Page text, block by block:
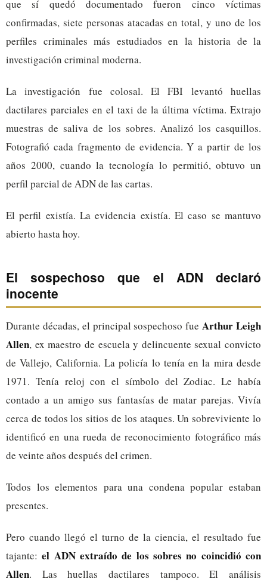
que sí quedó documentado fueron cinco víctimas
confirmadas, siete personas atacadas en total, y uno de los
perfiles criminales más estudiados en la historia de la
investigación criminal moderna.
La investigación fue colosal. El FBI levantó huellas
dactilares parciales en el taxi de la última víctima. Extrajo
muestras de saliva de los sobres. Analizó los casquillos.
Fotografió cada fragmento de evidencia. Y a partir de los
años 2000, cuando la tecnología lo permitió, obtuvo un
perfil parcial de ADN de las cartas.
El perfil existía. La evidencia existía. El caso se mantuvo
abierto hasta hoy.
El sospechoso que el ADN declaró
inocente
Durante décadas, el principal sospechoso fueArthur Leigh
Allen, ex maestro de escuela y delincuente sexual convicto
de Vallejo, California. La policía lo tenía en la mira desde
1971. Tenía reloj con el símbolo del Zodiac. Le había
contado a un amigo sus fantasías de matar parejas. Vivía
cerca de todos los sitios de los ataques. Un sobreviviente lo
identificó en una rueda de reconocimiento fotográfico más
de veinte años después del crimen.
Todos los elementos para una condena popular estaban
presentes.
Pero cuando llegó el turno de la ciencia, el resultado fue
tajante:el ADN extraído de los sobres no coincidió con
Allen. Las huellas dactilares tampoco. El análisis